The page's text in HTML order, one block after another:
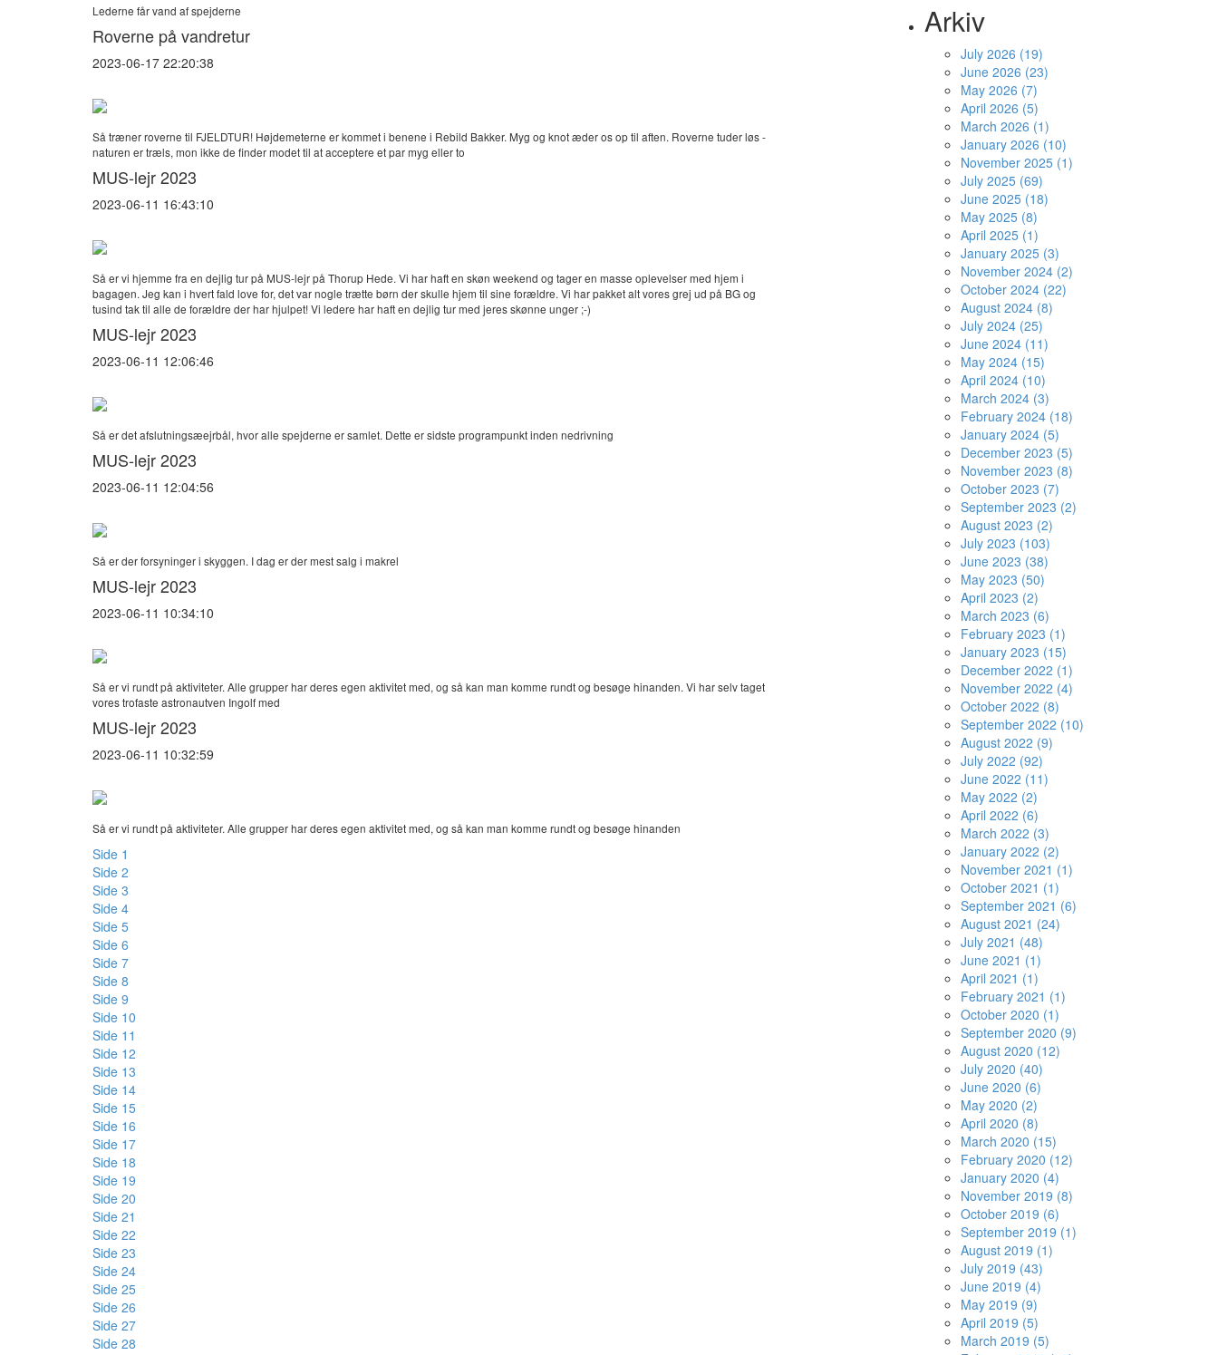
Lederne får vand af spejderne
Roverne på vandretur
2023-06-17 22:20:38
Så træner roverne til FJELDTUR! Højdemeterne er kommet i benene i Rebild Bakker. Myg og knot æder os op til aften. Roverne tuder løs -
naturen er træls, mon ikke de finder modet til at acceptere et par myg eller to
MUS-lejr 2023
2023-06-11 16:43:10
Så er vi hjemme fra en dejlig tur på MUS-lejr på Thorup Hede. Vi har haft en skøn weekend og tager en masse oplevelser med hjem i
bagagen. Jeg kan i hvert fald love for, det var nogle trætte børn der skulle hjem til sine forældre. Vi har pakket alt vores grej ud på BG og
tusind tak til alle de forældre der har hjulpet! Vi ledere har haft en dejlig tur med jeres skønne unger ;-)
MUS-lejr 2023
2023-06-11 12:06:46
Så er det afslutningsæejrbål, hvor alle spejderne er samlet. Dette er sidste programpunkt inden nedrivning
MUS-lejr 2023
2023-06-11 12:04:56
Så er der forsyninger i skyggen. I dag er der mest salg i makrel
MUS-lejr 2023
2023-06-11 10:34:10
Så er vi rundt på aktiviteter. Alle grupper har deres egen aktivitet med, og så kan man komme rundt og besøge hinanden. Vi har selv taget
vores trofaste astronautven Ingolf med
MUS-lejr 2023
2023-06-11 10:32:59
Så er vi rundt på aktiviteter. Alle grupper har deres egen aktivitet med, og så kan man komme rundt og besøge hinanden
Side 1
Side 2
Side 3
Side 4
Side 5
Side 6
Side 7
Side 8
Side 9
Side 10
Side 11
Side 12
Side 13
Side 14
Side 15
Side 16
Side 17
Side 18
Side 19
Side 20
Side 21
Side 22
Side 23
Side 24
Side 25
Side 26
Side 27
Side 28
Arkiv
July 2026 (19)
June 2026 (23)
May 2026 (7)
April 2026 (5)
March 2026 (1)
January 2026 (10)
November 2025 (1)
July 2025 (69)
June 2025 (18)
May 2025 (8)
April 2025 (1)
January 2025 (3)
November 2024 (2)
October 2024 (22)
August 2024 (8)
July 2024 (25)
June 2024 (11)
May 2024 (15)
April 2024 (10)
March 2024 (3)
February 2024 (18)
January 2024 (5)
December 2023 (5)
November 2023 (8)
October 2023 (7)
September 2023 (2)
August 2023 (2)
July 2023 (103)
June 2023 (38)
May 2023 (50)
April 2023 (2)
March 2023 (6)
February 2023 (1)
January 2023 (15)
December 2022 (1)
November 2022 (4)
October 2022 (8)
September 2022 (10)
August 2022 (9)
July 2022 (92)
June 2022 (11)
May 2022 (2)
April 2022 (6)
March 2022 (3)
January 2022 (2)
November 2021 (1)
October 2021 (1)
September 2021 (6)
August 2021 (24)
July 2021 (48)
June 2021 (1)
April 2021 (1)
February 2021 (1)
October 2020 (1)
September 2020 (9)
August 2020 (12)
July 2020 (40)
June 2020 (6)
May 2020 (2)
April 2020 (8)
March 2020 (15)
February 2020 (12)
January 2020 (4)
November 2019 (8)
October 2019 (6)
September 2019 (1)
August 2019 (1)
July 2019 (43)
June 2019 (4)
May 2019 (9)
April 2019 (5)
March 2019 (5)